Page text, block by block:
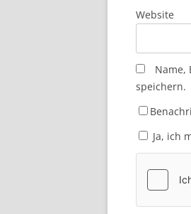
Website
Name,
speichern.
Ja, ich